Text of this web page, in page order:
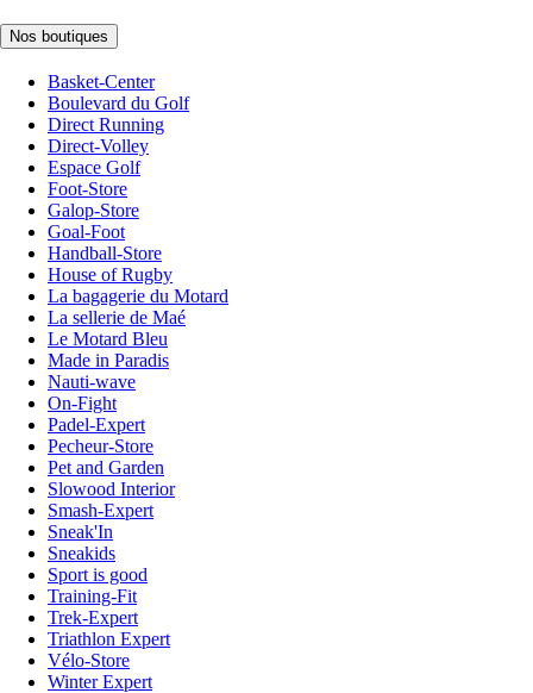
Nos boutiques
Basket-Center
Boulevard du Golf
Direct Running
Direct-Volley
Espace Golf
Foot-Store
Galop-Store
Goal-Foot
Handball-Store
House of Rugby
La bagagerie du Motard
La sellerie de Maé
Le Motard Bleu
Made in Paradis
Nauti-wave
On-Fight
Padel-Expert
Pecheur-Store
Pet and Garden
Slowood Interior
Smash-Expert
Sneak'In
Sneakids
Sport is good
Training-Fit
Trek-Expert
Triathlon Expert
Vélo-Store
Winter Expert